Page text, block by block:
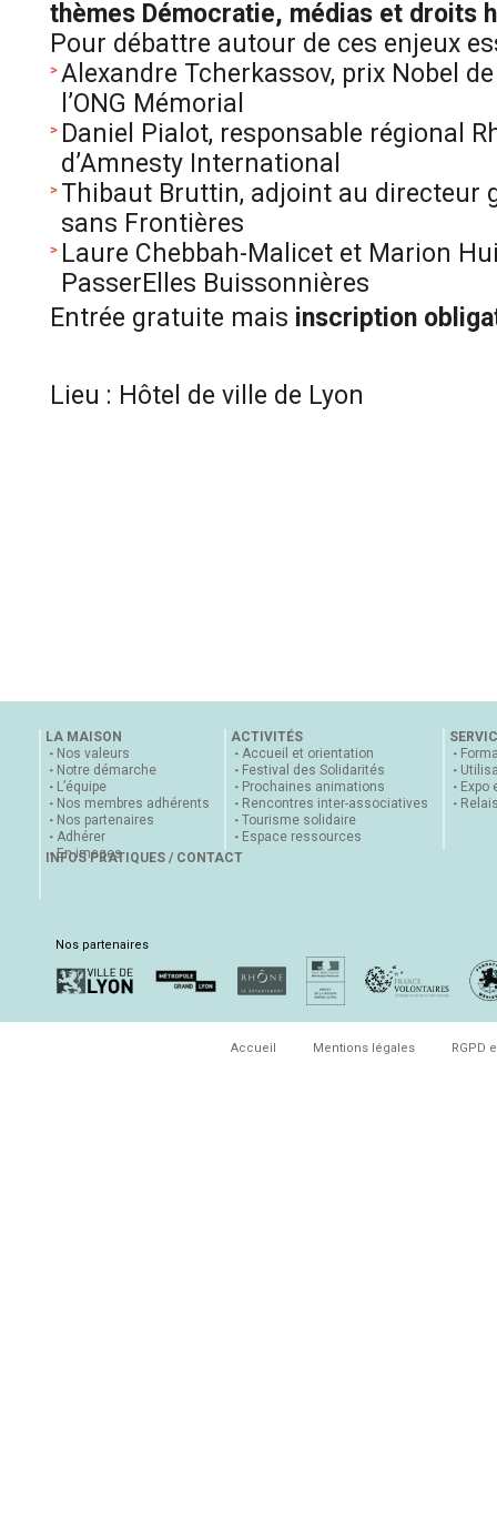
thèmes Démocratie, médias et droits
Pour débattre autour de ces enjeux
Alexandre Tcherkassov, prix Nobel
l’ONG Mémorial
Daniel Pialot, responsable régional
d’Amnesty International
Thibaut Bruttin, adjoint au directeur
sans Frontières
Laure Chebbah-Malicet et Marion
PasserElles Buissonnières
Entrée gratuite mais inscription
Lieu : Hôtel de ville de Lyon
LA MAISON
Nos valeurs
Notre démarche
L’équipe
Nos membres adhérents
Nos partenaires
Adhérer
En images
ACTIVITÉS
Accueil et orientation
Festival des Solidarités
Prochaines animations
Rencontres inter-associatives
Tourisme solidaire
Espace ressources
Expo
INFOS PRATIQUES / CONTACT
Nos partenaires
Accueil Mentions légales RGPD